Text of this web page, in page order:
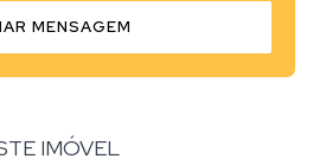
MENSAGEM
IMÓVEL